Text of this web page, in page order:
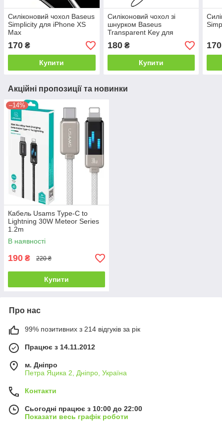
Силіконовий чохол Baseus
Simplicity для iPhone XS
Max
170 ₴
Купити
Силіконовий чохол зі
шнурком Baseus
Transparent Key для
iPhone 11 Pro Max
180₴
Купити
170
Акційні пропозиції та новинки
–14%
Кабель Usams Type-C to
Lightning 30W Meteor Series
1.2m
В наявності
190 ₴ 220 ₴
Купити
Про нас
99% позитивних з 214 відгуків за рік
Працює з 14.11.2012
м. Дніпро
Петра Яцика 2, Дніпро, Україна
Контакти
Сьогодні працює з 10:00 до 22:00
Показати весь графік роботи